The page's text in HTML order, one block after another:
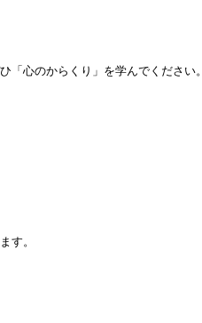
「心のからくり」を学んでください。
す。